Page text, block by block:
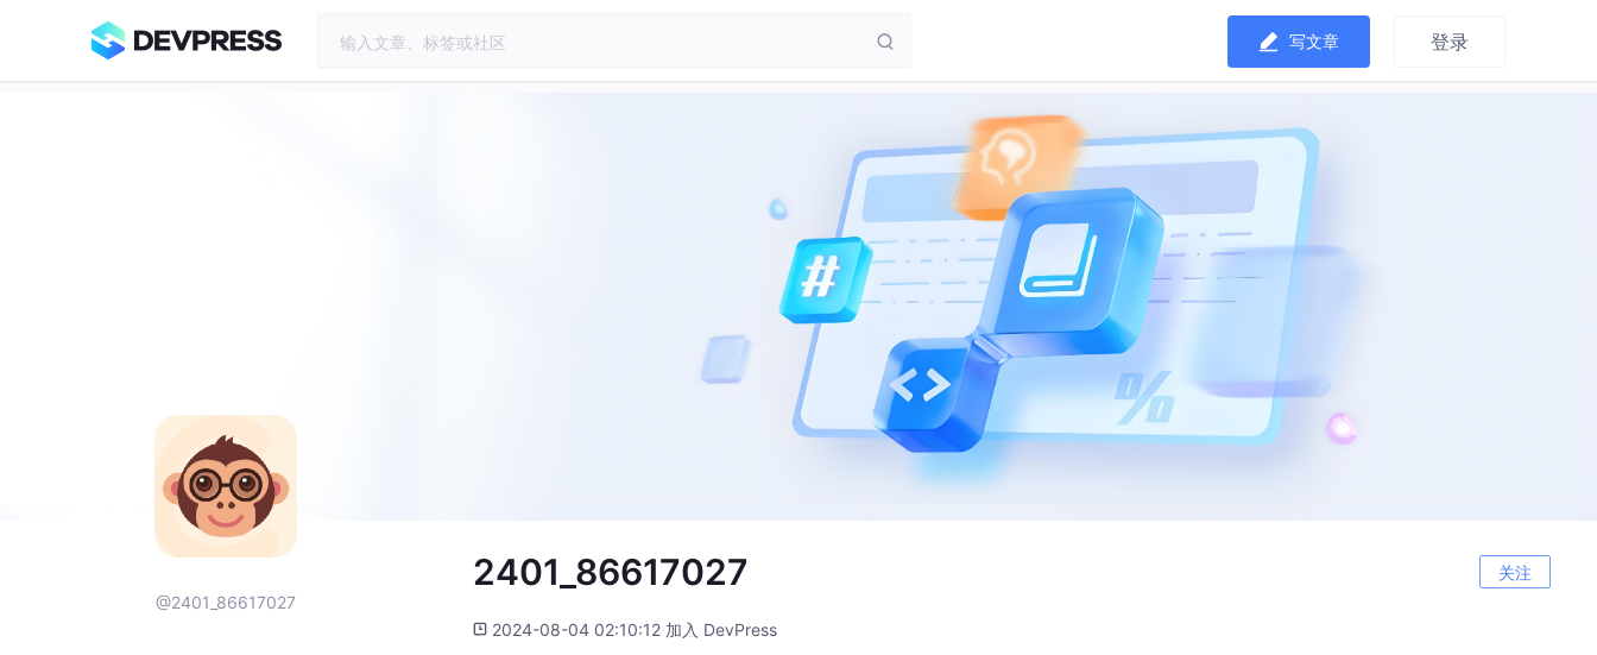
写文章 登录
@2401_86617027
2401_86617027 关注
2024-08-04 02:10:12 加入 DevPress